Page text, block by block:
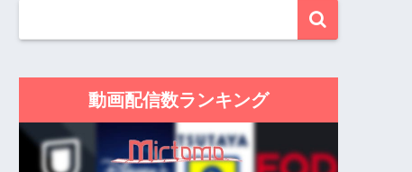
動画配信数ランキング